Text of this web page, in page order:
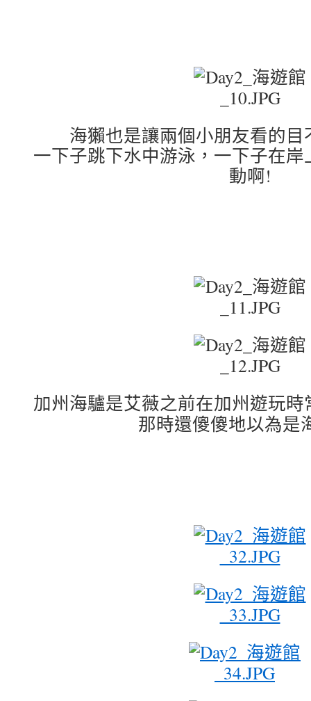
海獺也是讓兩個小朋友看的
一下子跳下水中游泳，一下子在
動啊!
加州海驢是艾薇之前在加州遊玩
那時還傻傻地以為是